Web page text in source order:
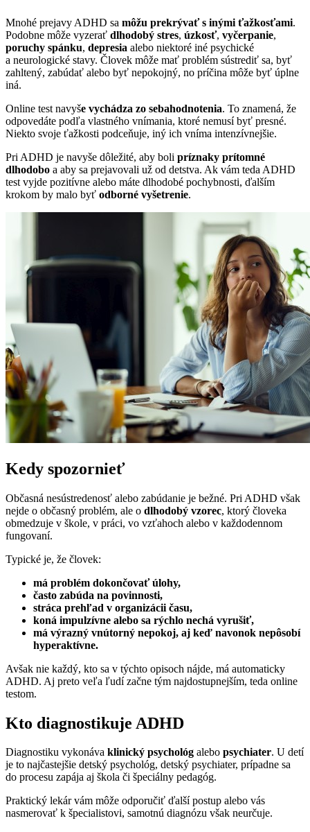
Mnohé prejavy ADHD sa môžu prekrývať s inými ťažkosťami.
Podobne môže vyzerať dlhodobý stres, úzkosť, vyčerpanie,
poruchy spánku, depresia alebo niektoré iné psychické
a neurologické stavy. Človek môže mať problém sústrediť sa, byť
zahltený, zabúdať alebo byť nepokojný, no príčina môže byť úplne
iná.
Online test navyše vychádza zo sebahodnotenia. To znamená, že
odpovedáte podľa vlastného vnímania, ktoré nemusí byť presné.
Niekto svoje ťažkosti podceňuje, iný ich vníma intenzívnejšie.
Pri ADHD je navyše dôležité, aby boli príznaky prítomné
dlhodobo a aby sa prejavovali už od detstva. Ak vám teda ADHD
test vyjde pozitívne alebo máte dlhodobé pochybnosti, ďalším
krokom by malo byť odborné vyšetrenie.
Kedy spozornieť
Občasná nesústredenosť alebo zabúdanie je bežné. Pri ADHD však
nejde o občasný problém, ale o dlhodobý vzorec, ktorý človeka
obmedzuje v škole, v práci, vo vzťahoch alebo v každodennom
fungovaní.
Typické je, že človek:
má problém dokončovať úlohy,
často zabúda na povinnosti,
stráca prehľad v organizácii času,
koná impulzívne alebo sa rýchlo nechá vyrušiť,
má výrazný vnútorný nepokoj, aj keď navonok nepôsobí
hyperaktívne.
Avšak nie každý, kto sa v týchto opisoch nájde, má automaticky
ADHD. Aj preto veľa ľudí začne tým najdostupnejším, teda online
testom.
Kto diagnostikuje ADHD
Diagnostiku vykonáva klinický psychológ alebo psychiater. U detí
je to najčastejšie detský psychológ, detský psychiater, prípadne sa
do procesu zapája aj škola či špeciálny pedagóg.
Praktický lekár vám môže odporučiť ďalší postup alebo vás
nasmerovať k špecialistovi, samotnú diagnózu však neurčuje.